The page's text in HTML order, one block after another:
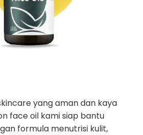
yang aman dan kaya
face oil kami siap bantu
formula menutrisi kulit,